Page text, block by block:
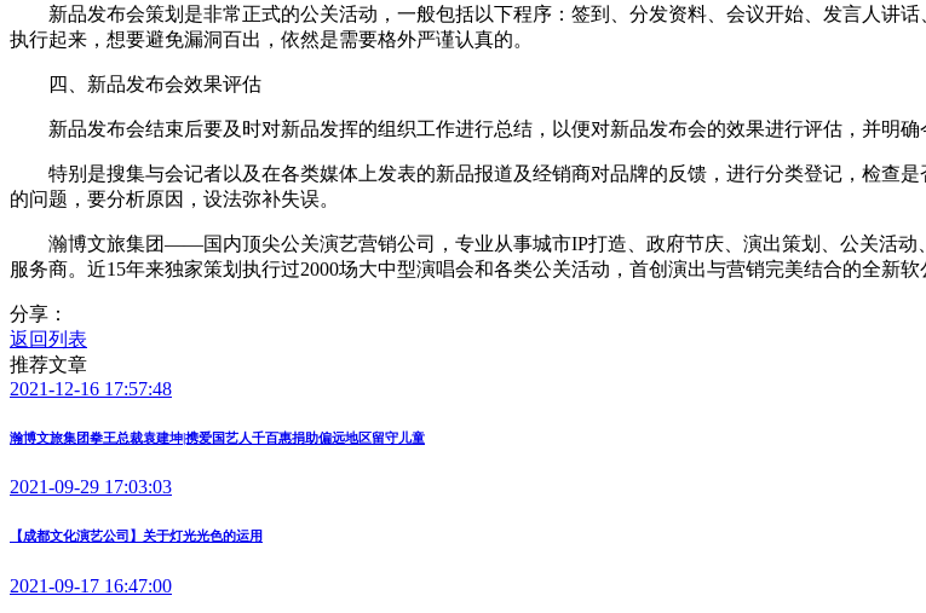
新品发布会策划是非常正式的公关活动，一般包括以下程序：签到、分发资料、会议开始、发言人讲
执行起来，想要避免漏洞百出，依然是需要格外严谨认真的。
四、新品发布会效果评估
新品发布会结束后要及时对新品发挥的组织工作进行总结，以便对新品发布会的效果进行评估，并明确
特别是搜集与会记者以及在各类媒体上发表的新品报道及经销商对品牌的反馈，进行分类登记，检查
的问题，要分析原因，设法弥补失误。
瀚博文旅集团——国内顶尖公关演艺营销公司，专业从事城市IP打造、政府节庆、演出策划、公关活动
服务商。近15年来独家策划执行过2000场大中型演唱会和各类公关活动，首创演出与营销完美结合的全新软
分享：
返回列表
推荐文章
2021-12-16 17:57:48
瀚博文旅集团拳王总裁袁建坤|携爱国艺人千百惠捐助偏远地区留守儿童
2021-09-29 17:03:03
【成都文化演艺公司】关于灯光光色的运用
2021-09-17 16:47:00